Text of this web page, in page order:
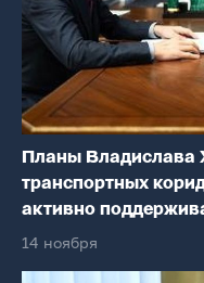
Планы Владислава
транспортных
активно
14 ноября